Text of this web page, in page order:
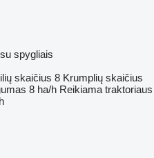
spygliais
skaičius 8 Krumplių skaičius
8 ha/h Reikiama traktoriaus